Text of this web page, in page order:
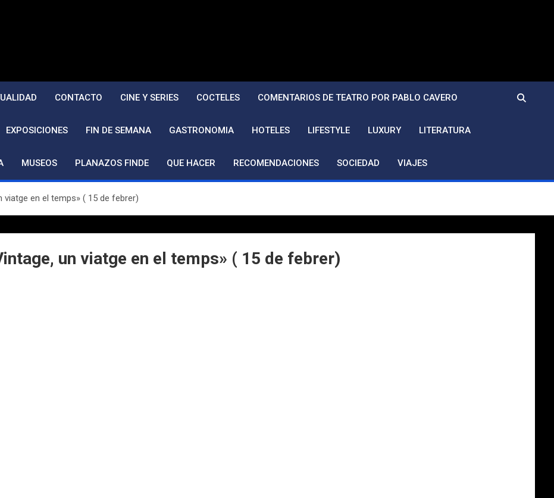
CONTACTO CINE Y SERIES COCTELES COMENTARIOS DE TEATRO POR PABLO CAVERO
EXPOSICIONES FIN DE SEMANA GASTRONOMIA HOTELES LIFESTYLE LUXURY LITERATURA
MUSEOS PLANAZOS FINDE QUE HACER RECOMENDACIONES SOCIEDAD VIAJES
viatge en el temps» ( 15 de febrer)
un viatge en el temps» ( 15 de febrer)